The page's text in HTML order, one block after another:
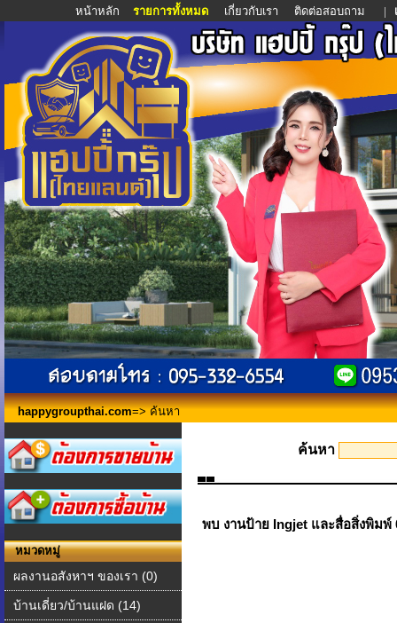
หน้าหลัก รายการทั้งหมด เกี่ยวกับเรา ติดต่อสอบถาม |
happygroupthai.com=> ค้นหา
หมวดหมู่
ผลงานอสังหาฯ ของเรา (0)
บ้านเดี่ยว/บ้านแฝด (14)
ค้นหา
พบ งานป้าย Ingjet และสื่อสิ่งพิมพ์